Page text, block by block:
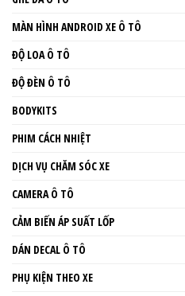
MÀN HÌNH ANDROID XE Ô TÔ
ĐỘ LOA Ô TÔ
ĐỘ ĐÈN Ô TÔ
BODYKITS
PHIM CÁCH NHIỆT
DỊCH VỤ CHĂM SÓC XE
CAMERA Ô TÔ
CẢM BIẾN ÁP SUẤT LỐP
DÁN DECAL Ô TÔ
PHỤ KIỆN THEO XE